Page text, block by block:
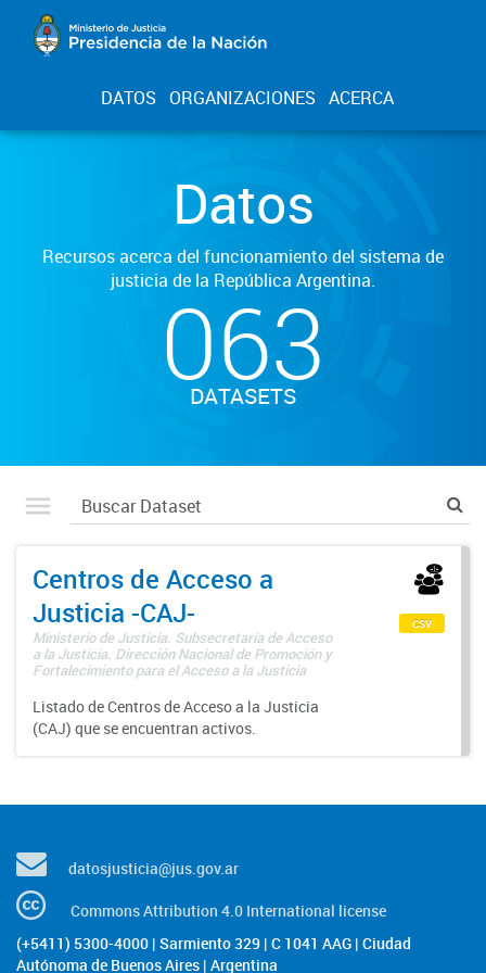
DATOS ORGANIZACIONES ACERCA
Datos
Recursos acerca del funcionamiento del sistema de
justicia de la República Argentina.
063
DATASETS
Centros de Acceso a
Justicia -CAJ-
Ministerio de Justicia. Subsecretaría de Acceso
a la Justicia. Dirección Nacional de Promoción y
Fortalecimiento para el Acceso a la Justicia
Listado de Centros de Acceso a la Justicia
(CAJ) que se encuentran activos.
csv
datosjusticia@jus.gov.ar
Commons Attribution 4.0 International license
(+5411) 5300-4000 | Sarmiento 329 | C 1041 AAG | Ciudad
Autónoma de Buenos Aires | Argentina